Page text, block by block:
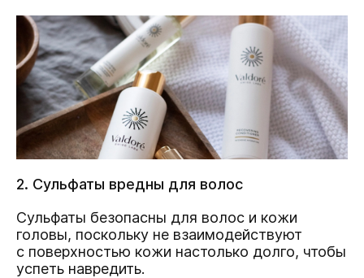
2. Сульфаты вредны для волос
Сульфаты безопасны для волос и кожи
головы, поскольку не взаимодействуют
с поверхностью кожи настолько долго, чтобы
успеть навредить.